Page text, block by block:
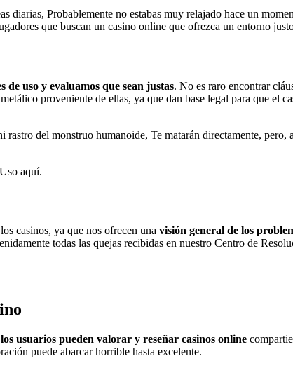
diarias, Probablemente no estabas muy relajado hace un
que buscan un casino online que ofrezca un entorno
de uso y evaluamos que sean justas. No es raro encontrar
proveniente de ellas, ya que dan base legal para que el
del monstruo humanoide, Te matarán directamente, pero,
aquí.
casinos, ya que nos ofrecen una visión general de los
todas las quejas recibidas en nuestro Centro de
los usuarios pueden valorar y reseñar casinos online
puede abarcar horrible hasta excelente.